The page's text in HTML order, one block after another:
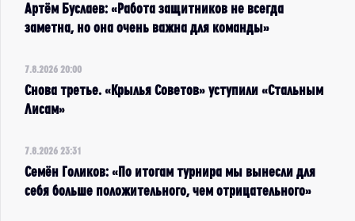
Артём Буслаев: «Работа защитников не всегда
заметна, но она очень важна для команды»
7.8.2026 20:00
Снова третье. «Крылья Советов» уступили «Стальным
Лисам»
7.8.2026 23:31
Семён Голиков: «По итогам турнира мы вынесли для
себя больше положительного, чем отрицательного»